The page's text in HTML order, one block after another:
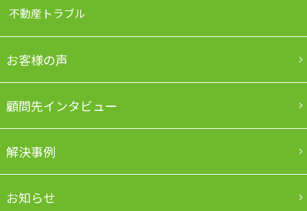
不動産トラブル
お客様の声
顧問先インタビュー
解決事例
お知らせ